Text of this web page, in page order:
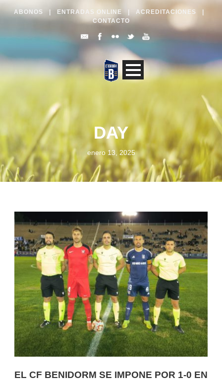
ABONOS ENTRADAS ONLINE ACREDITACIONES
CONTACTO
DAY
enero 13, 2025
EL CF BENIDORM SE IMPONE POR 1-0 EN